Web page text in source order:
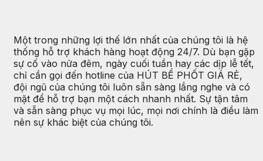
Một trong những lợi thế lớn nhất của chúng tôi là hệ
thống hỗ trợ khách hàng hoạt động 24/7. Dù bạn gặp
sự cố vào nửa đêm, ngày cuối tuần hay các dịp lễ tết,
chỉ cần gọi đến hotline của HÚT BỂ PHỐT GIÁ RẺ,
đội ngũ của chúng tôi luôn sẵn sàng lắng nghe và có
mặt để hỗ trợ bạn một cách nhanh nhất. Sự tận tâm
và sẵn sàng phục vụ mọi lúc, mọi nơi chính là điều làm
nên sự khác biệt của chúng tôi.